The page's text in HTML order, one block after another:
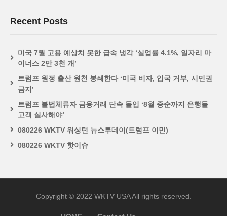
Recent Posts
미국 7월 고용 예상치 못한 급속 냉각 ‘실업률 4.1%, 일자리 마
이너스 2만 3천 개’
트럼프 원정 출산 원천 봉쇄한다 ‘미국 비자, 입국 거부, 시민권
금지’
트럼프 불법체류자 금융거래 단속 돌입 ‘8월 중순까지 은행들
고객 실사해야’
080226 WKTV 워싱턴 뉴스투데이(트럼프 이민)
080226 WKTV 핫이슈
Copyright © 2022 WKTV USA All rights reserved.